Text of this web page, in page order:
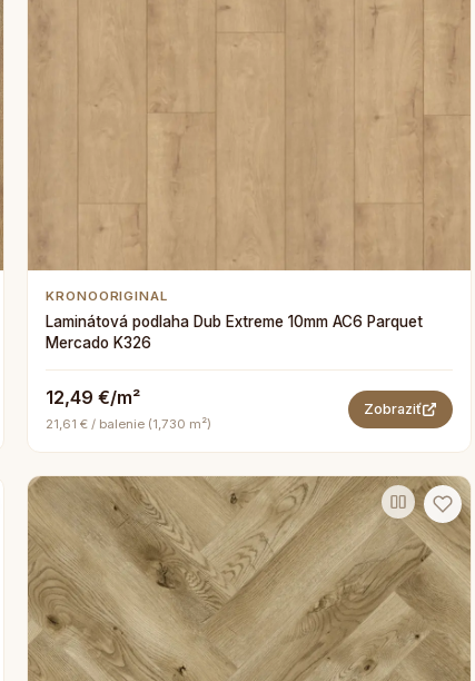
KRONOORIGINAL
Laminátová podlaha Dub Extreme 10mm AC6 Parquet
Mercado K326
12,49 €/m²
21,61 € / balenie (1,730 m²)
Zobraziť